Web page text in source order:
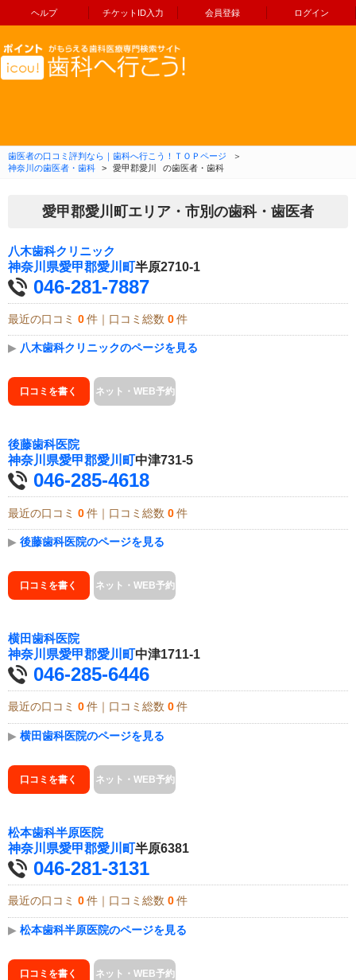
ヘルプ チケットID入力 会員登録 ログイン
コンテンツへ移動
歯医者の口コミ評判なら｜歯科へ行こう！ＴＯＰページ
＞
神奈川の歯医者・歯科
> 愛甲郡愛川 の歯医者・歯科
愛甲郡愛川町エリア・市別の歯科・歯医者
八木歯科クリニック
神奈川県愛甲郡愛川町半原2710-1
046-281-7887
最近の口コミ 0 件｜口コミ総数 0 件
▶ 八木歯科クリニックのページを見る
口コミを書く ネット・WEB予約
後藤歯科医院
神奈川県愛甲郡愛川町中津731-5
046-285-4618
最近の口コミ 0 件｜口コミ総数 0 件
▶ 後藤歯科医院のページを見る
口コミを書く ネット・WEB予約
横田歯科医院
神奈川県愛甲郡愛川町中津1711-1
046-285-6446
最近の口コミ 0 件｜口コミ総数 0 件
▶ 横田歯科医院のページを見る
口コミを書く ネット・WEB予約
松本歯科半原医院
神奈川県愛甲郡愛川町半原6381
046-281-3131
最近の口コミ 0 件｜口コミ総数 0 件
▶ 松本歯科半原医院のページを見る
口コミを書く ネット・WEB予約